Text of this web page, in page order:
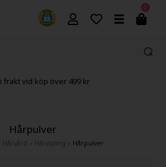
0
frakt vid köp över 499 kr
Hårpulver
Hårvård Hårstyling Hårpulver